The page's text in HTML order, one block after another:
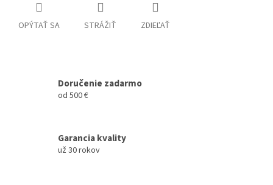
OPÝTAŤ SA STRÁŽIŤ ZDIEĽAŤ
Doručenie zadarmo
od 500 €
Garancia kvality
už 30 rokov